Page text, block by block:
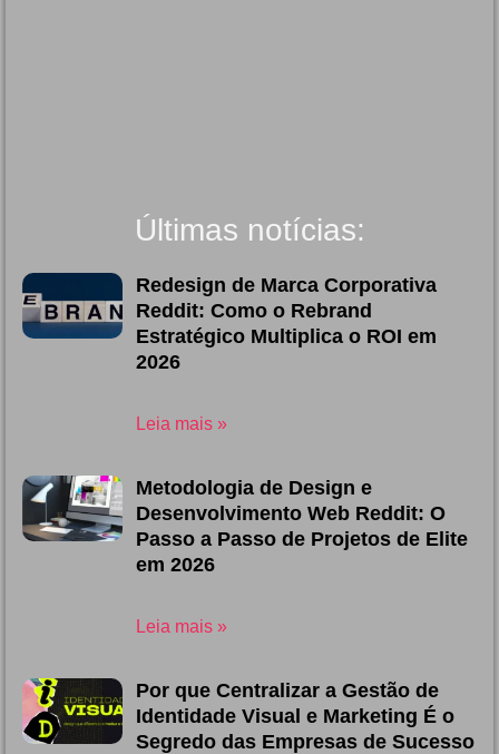
Últimas notícias:
Redesign de Marca Corporativa
Reddit: Como o Rebrand
Estratégico Multiplica o ROI em
2026
Leia mais »
Metodologia de Design e
Desenvolvimento Web Reddit: O
Passo a Passo de Projetos de Elite
em 2026
Leia mais »
Por que Centralizar a Gestão de
Identidade Visual e Marketing É o
Segredo das Empresas de Sucesso